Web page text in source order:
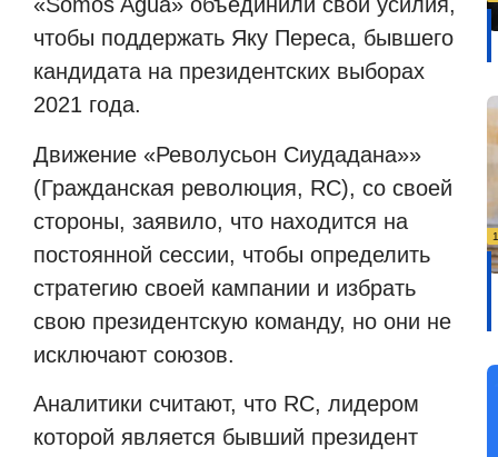
«Somos Agua» объединили свои усилия,
чтобы поддержать Яку Переса, бывшего
кандидата на президентских выборах
2021 года.
Движение «Револусьон Сиудадана»»
(Гражданская революция, RC), со своей
стороны, заявило, что находится на
постоянной сессии, чтобы определить
стратегию своей кампании и избрать
свою президентскую команду, но они не
исключают союзов.
Аналитики считают, что RC, лидером
которой является бывший президент